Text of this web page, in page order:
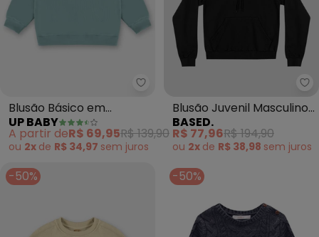
Up Baby - Blusão Básico em
Blusão Básico em
Moletom Menino (Azul)
UP BABY
A partir deR$ 69,95R$ 139,90
ou 2x de R$ 34,97 sem juros
Blusão Juvenil Masculino
em Moletom com Capuz
(Preto)
BASED.
R$ 77,96R$ 194,90
ou 2x de R$ 38,98 sem juros
-50% -50%